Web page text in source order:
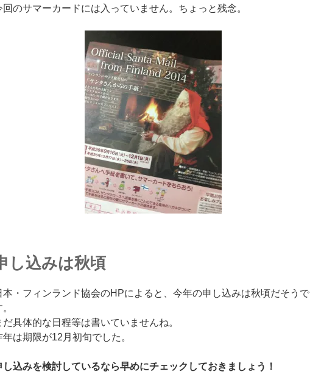
回のサマーカードには入っていません。ちょっと残念。
し込みは秋頃
本・フィンランド協会のHPによると、今年の申し込みは秋頃だそうで
だ具体的な日程等は書いていませんね。
年は期限が12月初旬でした。
し込みを検討しているなら早めにチェックしておきましょう！